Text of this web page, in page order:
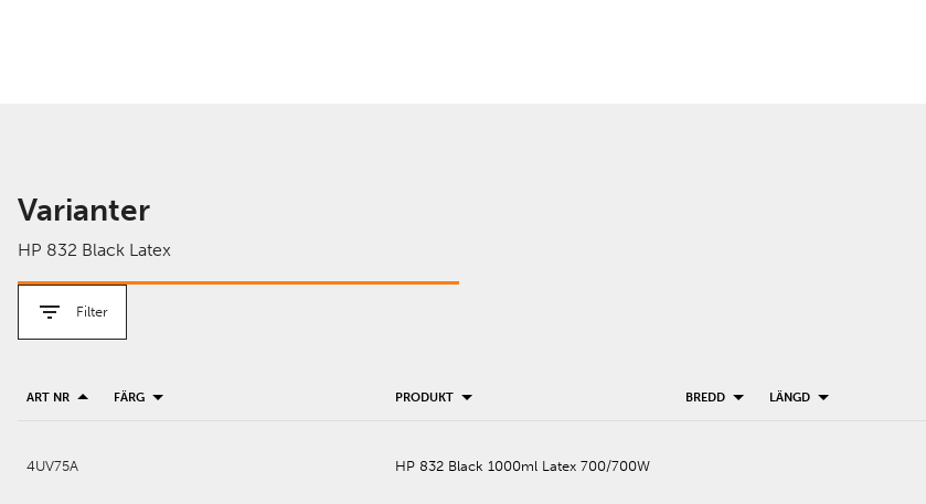
Varianter
HP 832 Black Latex
Filter
ART NR FÄRG PRODUKT BREDD LÄNGD
4UV75A HP 832 Black 1000ml Latex 700/700W